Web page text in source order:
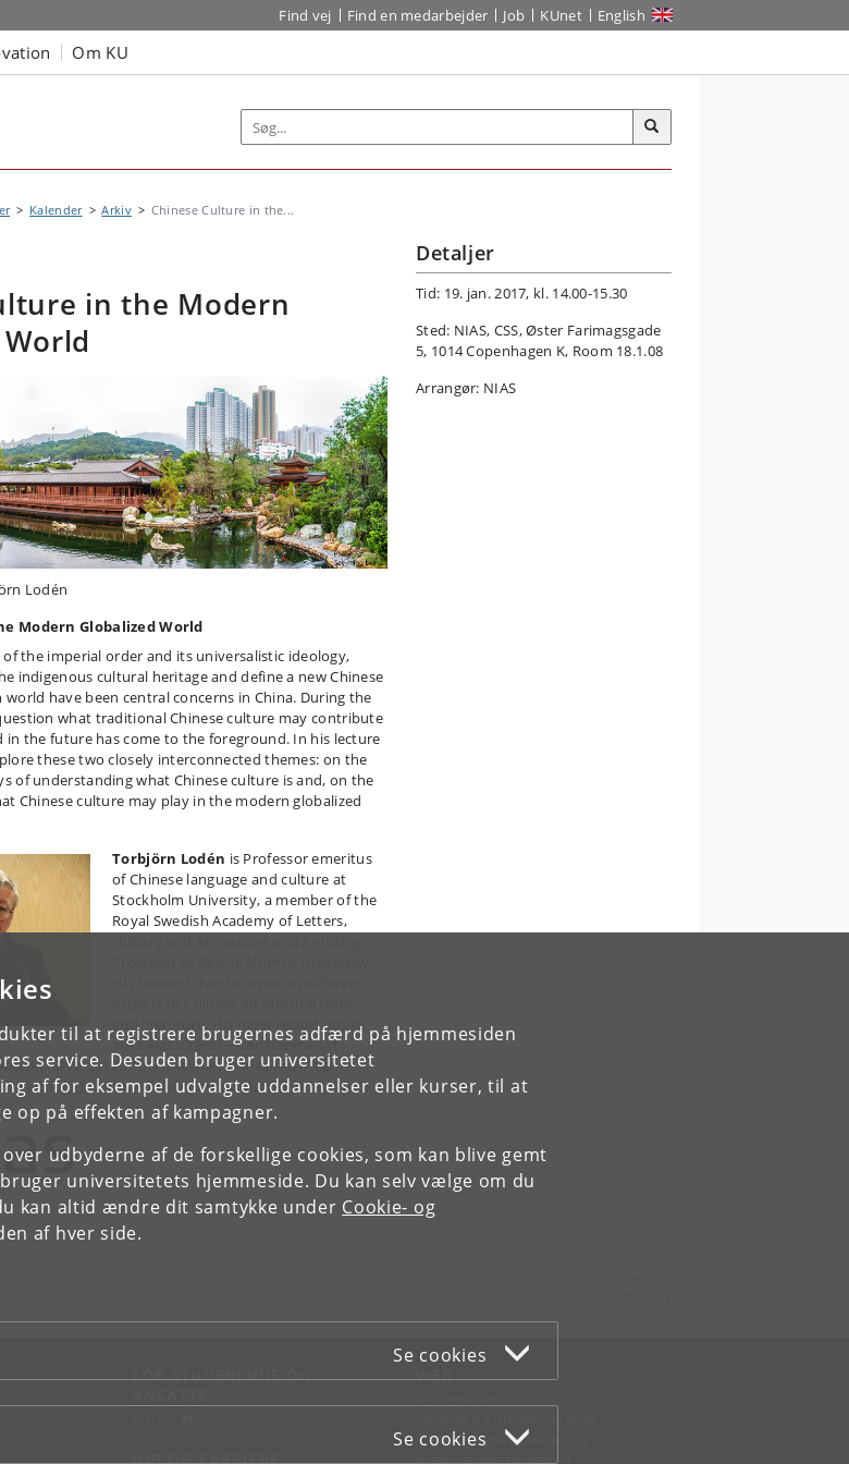
til at registrere brugernes adfærd på hjemmesiden
service. Desuden bruger universitetet
af for eksempel udvalgte uddannelser eller kurser, til at
op på effekten af kampagner.
udbyderne af de forskellige cookies, som kan blive gemt
universitetets hjemmeside. Du kan selv vælge om du
kan altid ændre dit samtykke under Cookie- og
af hver side.
Se cookies
Se cookies
Find vej Find en medarbejder Job KUnet English
Om KU
Kalender Arkiv Chinese Culture in the...
in the Modern
Lodén
Modern Globalized World
of the imperial order and its universalistic ideology,
indigenous cultural heritage and define a new Chinese
have been central concerns in China. During the
what traditional Chinese culture may contribute
the future has come to the foreground. In his lecture
these two closely interconnected themes: on the
of understanding what Chinese culture is and, on the
Chinese culture may play in the modern globalized
Torbjörn Lodén is Professor emeritus
of Chinese language and culture at
Stockholm University, a member of the
Royal Swedish Academy of Letters,
and literature. His most recent books
are Kinas vägval – från himmelskt
(SNS, 2012), Tolv lektioner i kinesiska (Atlantis
Xinzheng), and Konfucius samtal (Appell förlag 2016).
Detaljer
Tid: 19. jan. 2017, kl. 14.00-15.30
Sted: NIAS, CSS, Øster Farimagsgade
5, 1014 Copenhagen K, Room 18.1.08
Arrangør: NIAS
FOR STUDERENDE OG
JOB OG KARRIERE
WEB
Tilgængelighedserklæring